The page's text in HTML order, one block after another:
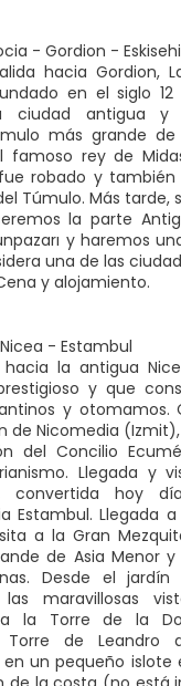
- Gordion -
hacia Gordion,
en el siglo
ciudad antigua y
más grande de
famoso rey de
robado y también
Túmulo. Más tarde,
la parte
y haremos
una de las
y alojamiento.
- Estambul
hacia la antigua
y que
y otomamos.
de Nicomedia
del Concilio
Llegada y
convertida hoy
Estambul. Llegada
a la Gran
de Asia Menor
Desde el
maravillosas
la Torre de la
de Leandro
un pequeño islote